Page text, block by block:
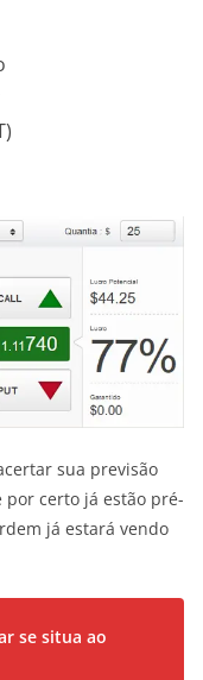
sua previsão
por certo já estão pré-
já estará vendo
se situa ao